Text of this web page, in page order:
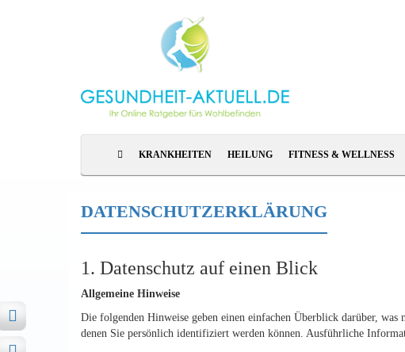
KRANKHEITEN HEILUNG FITNESS & WELLNESS
DATENSCHUTZERKLÄRUNG
1. Datenschutz auf einen Blick
Allgemeine Hinweise
Die folgenden Hinweise geben einen einfachen Überblick darüber, was
denen Sie persönlich identifiziert werden können. Ausführliche